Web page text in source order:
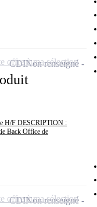
H/F DESCRIPTION :
Back Office de
CDINon renseigné
offre à ma sélection
CDINon renseigné
offre à ma sélection